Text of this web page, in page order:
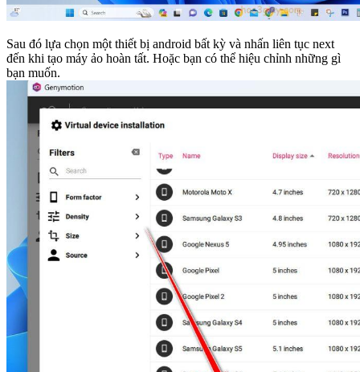
Sau đó lựa chọn một thiết bị android bất kỳ và nhấn liên tục next
đến khi tạo máy ảo hoàn tất. Hoặc bạn có thể hiệu chỉnh những gì
bạn muốn.